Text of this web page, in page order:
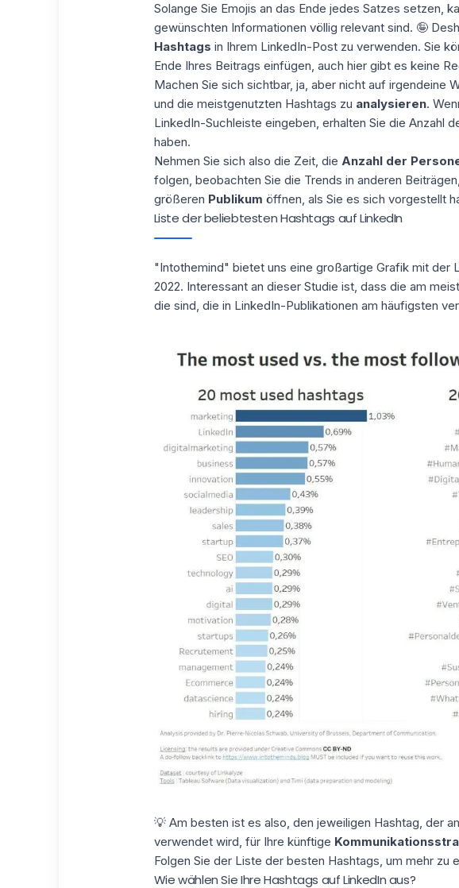
Solange Sie Emojis an das Ende jedes Satzes setzen,
gewünschten Informationen völlig relevant sind. 🤪
Hashtags in Ihrem LinkedIn-Post zu verwenden. Sie
Ende Ihres Beitrags einfügen, auch hier gibt es keine
Machen Sie sich sichtbar, ja, aber nicht auf irgendeine
und die meistgenutzten Hashtags zu analysieren.
LinkedIn-Suchleiste eingeben, erhalten Sie die Anzahl
haben.
Nehmen Sie sich also die Zeit, die Anzahl der
folgen, beobachten Sie die Trends in anderen
größeren Publikum öffnen, als Sie es sich vorgestellt
Liste der beliebtesten Hashtags auf LinkedIn
"Intothemind" bietet uns eine großartige Grafik mit der
2022. Interessant an dieser Studie ist, dass die am
die sind, die in LinkedIn-Publikationen am häufigsten
💡 Am besten ist es also, den jeweiligen Hashtag, der
verwendet wird, für Ihre künftige
Folgen Sie derListe der besten Hashtags, um mehr zu
Wie wählen Sie Ihre Hashtags auf LinkedIn aus?